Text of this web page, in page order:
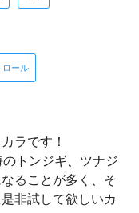
ロール
ラです！
トンジギ、ツナジ
ることが多く、そ
非試して欲しいカ